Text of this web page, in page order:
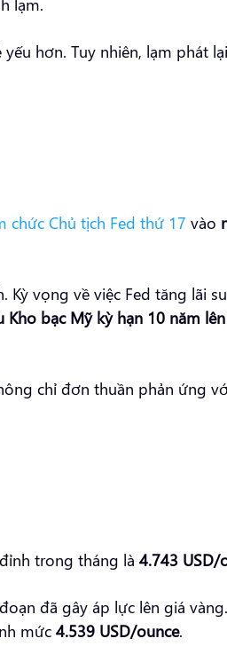
hơn. Tuy nhiên, lạm phát
chức Chủ tịch Fed thứ 17 vào
vọng về việc Fed tăng lãi
Kho bạc Mỹ kỳ hạn 10 năm
chỉ đơn thuần phản ứng
trong tháng là 4.743 USD/
đã gây áp lực lên giá
mức 4.539 USD/ounce.